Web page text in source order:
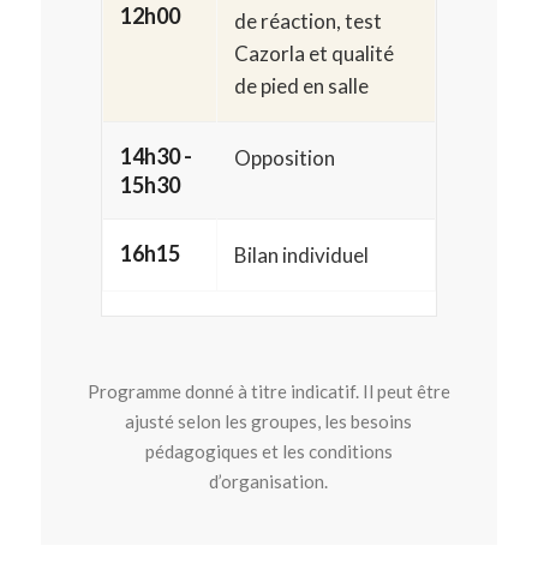
12h00
de réaction, test
Cazorla et qualité
de pied en salle
14h30 -
15h30
Opposition
16h15 Bilan individuel
Programme donné à titre indicatif. Il peut être
ajusté selon les groupes, les besoins
pédagogiques et les conditions
d’organisation.